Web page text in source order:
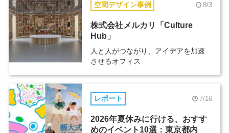
空間デザイン事例 8/3
株式会社メルカリ「Culture
Hub」
人と人がつながり、アイデアを加速
させるオフィス
レポート 7/16
2026年夏休みに行ける、おすす
めのイベント10選：東京都内